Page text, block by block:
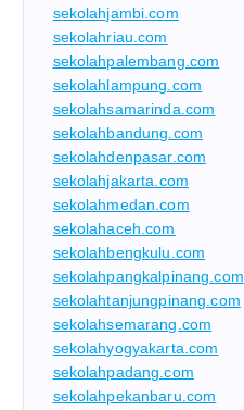
sekolahjambi.com
sekolahriau.com
sekolahpalembang.com
sekolahlampung.com
sekolahsamarinda.com
sekolahbandung.com
sekolahdenpasar.com
sekolahjakarta.com
sekolahmedan.com
sekolahaceh.com
sekolahbengkulu.com
sekolahpangkalpinang.com
sekolahtanjungpinang.com
sekolahsemarang.com
sekolahyogyakarta.com
sekolahpadang.com
sekolahpekanbaru.com